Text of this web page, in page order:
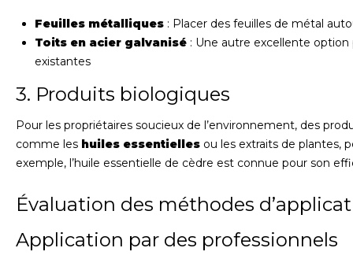
Feuilles métalliques : Placer des feuilles de métal
Toits en acier galvanisé : Une autre excellente
existantes
3. Produits biologiques
Pour les propriétaires soucieux de l’environnement, des
comme les huiles essentielles ou les extraits de plantes,
exemple, l’huile essentielle de cèdre est connue pour son
Évaluation des méthodes
Application par des professionnels